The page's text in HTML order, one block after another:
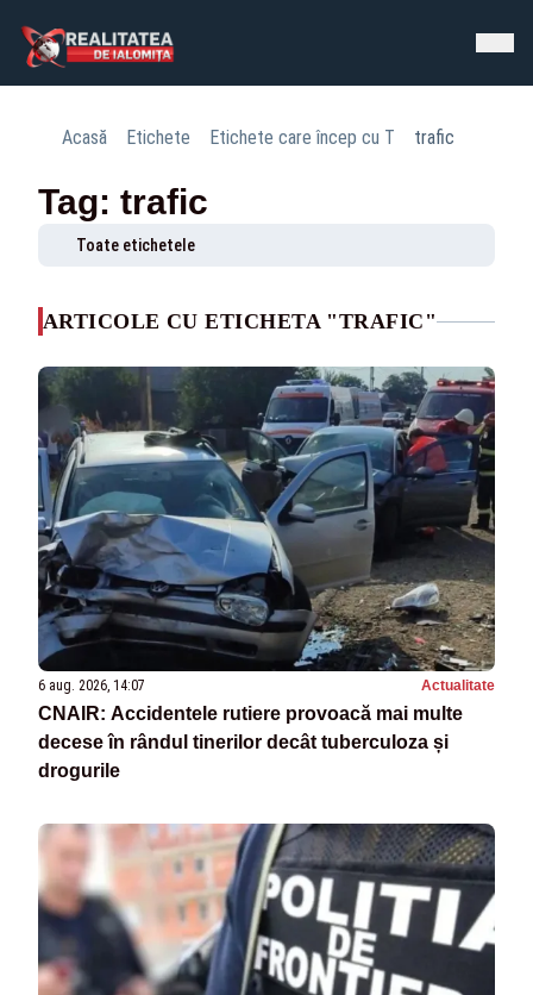
Acasă Etichete Etichete care încep cu T trafic
Tag: trafic
Toate etichetele
ARTICOLE CU ETICHETA "TRAFIC"
6 aug. 2026, 14:07 Actualitate
CNAIR: Accidentele rutiere provoacă mai multe
decese în rândul tinerilor decât tuberculoza și
drogurile